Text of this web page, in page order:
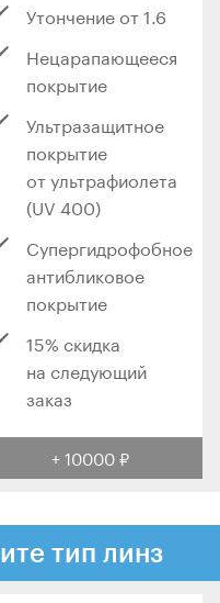
Утончение от 1.6
Нецарапающееся
покрытие
Ультразащитное
покрытие
от ультрафиолета
(UV 400)
Супергидрофобное
антибликовое
покрытие
15% скидка
на следующий
заказ
+ 10000 ₽
тип линз